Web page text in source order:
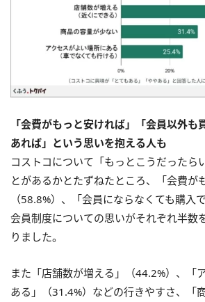
「会費がもっと安ければ」「会員以外も
あれば」という思いを抱える人も
コストコについて「もっとこうだったら
とがあるかとたずねたところ、「会費が
（58.8%）、「会員にならなくても購入
会員制度についての思いがそれぞれ半数
りました。
また「店舗数が増える」（44.2%）、「
ある」（31.4%）などの行きやすさ、「